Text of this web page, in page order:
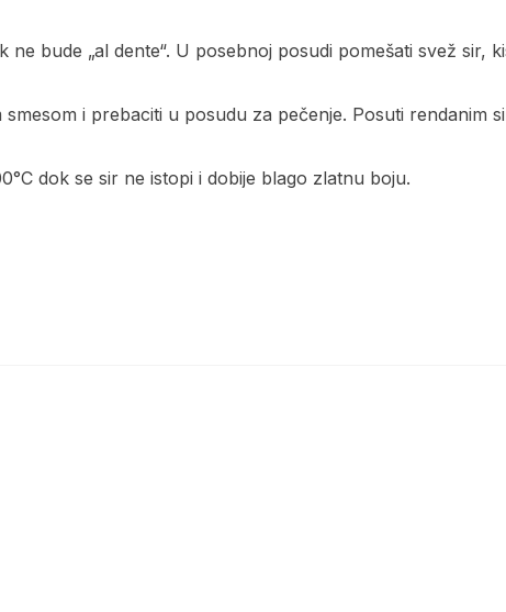
bude „al dente“. U posebnoj posudi pomešati svež sir,
i prebaciti u posudu za pečenje. Posuti rendanim
dok se sir ne istopi i dobije blago zlatnu boju.